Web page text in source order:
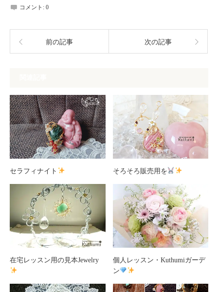
コメント: 0
前の記事 次の記事
セラフィナイト そろそろ販売用を
在宅レッスン用の見本Jewelry
個人レッスン・Kuthumiガーデ
ン